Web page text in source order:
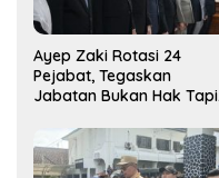
Ayep Zaki Rotasi 24
Pejabat, Tegaskan
Jabatan Bukan Hak Tapi